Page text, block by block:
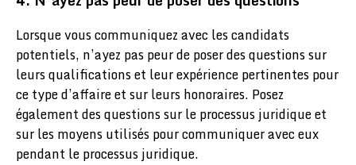
Lorsque vous communiquez avec les candidats
potentiels, n’ayez pas peur de poser des questions sur
leurs qualifications et leur expérience pertinentes pour
ce type d’affaire et sur leurs honoraires. Posez
également des questions sur le processus juridique et
sur les moyens utilisés pour communiquer avec eux
pendant le processus juridique.